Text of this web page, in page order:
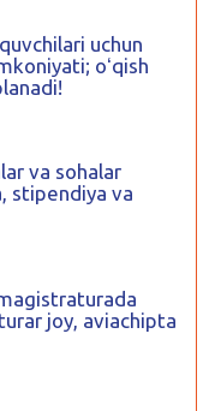
uchun
oʻqish
va sohalar
stipendiya va
joy, aviachipta